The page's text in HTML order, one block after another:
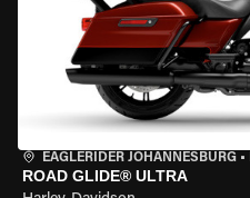
EAGLERIDER JOHANNESBURG •
ROAD GLIDE® ULTRA